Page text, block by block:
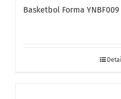
Basketbol Forma YNBF009